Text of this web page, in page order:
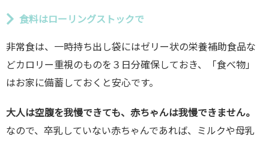
食料はローリングストックで
非常食は、一時持ち出し袋にはゼリー状の栄養補助食品な
どカロリー重視のものを３日分確保しておき、「食べ物」
はお家に備蓄しておくと安心です。
大人は空腹を我慢できても、赤ちゃんは我慢できません。
なので、卒乳していない赤ちゃんであれば、ミルクや母乳